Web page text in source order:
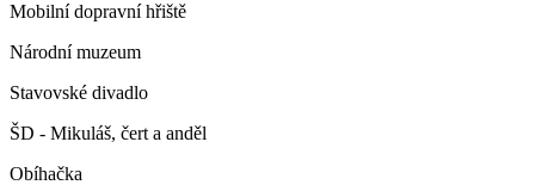
Mobilní dopravní hřiště
Národní muzeum
Stavovské divadlo
ŠD - Mikuláš, čert a anděl
Obíhačka